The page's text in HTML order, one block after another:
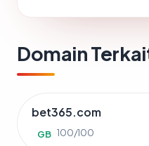
Domain
bet365.com
GB 100/100